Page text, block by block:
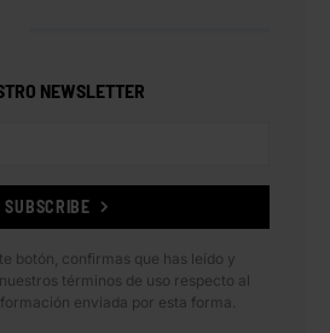
NEWSLETTER
SUBSCRIBE
botón, confirmas que has leído y
términos de uso respecto al
enviada por esta forma.